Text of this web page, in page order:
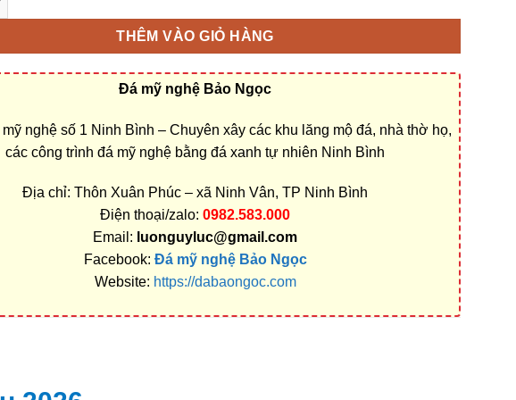
THÊM VÀO GIỎ HÀNG
Đá mỹ nghệ Bảo Ngọc
nghệ số 1 Ninh Bình – Chuyên xây các khu lăng mộ đá, nhà thờ họ,
các công trình đá mỹ nghệ bằng đá xanh tự nhiên Ninh Bình
Địa chỉ: Thôn Xuân Phúc – xã Ninh Vân, TP Ninh Bình
Điện thoại/zalo: 0982.583.000
Email: luonguyluc@gmail.com
Facebook: Đá mỹ nghệ Bảo Ngọc
Website: https://dabaongoc.com